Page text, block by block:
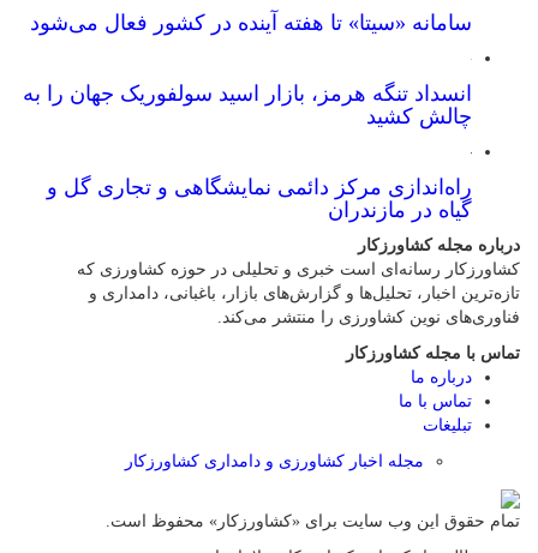
سامانه «سیتا» تا هفته آینده در کشور فعال می‌شود
انسداد تنگه هرمز، بازار اسید سولفوریک جهان را به
چالش کشید
راه‌اندازی مرکز دائمی نمایشگاهی و تجاری گل و
گیاه در مازندران
درباره مجله کشاورزکار
کشاورزکار رسانه‌ای است خبری و تحلیلی در حوزه کشاورزی که
تازه‌ترین اخبار، تحلیل‌ها و گزارش‌های بازار، باغبانی، دامداری و
فناوری‌های نوین کشاورزی را منتشر می‌کند.
تماس با مجله کشاورزکار
درباره ما
تماس با ما
تبلیغات
مجله اخبار کشاورزی و دامداری کشاورزکار
تمام حقوق این وب سایت برای «کشاورزکار» محفوظ است.